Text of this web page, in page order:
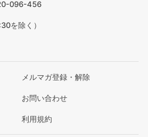
096-456
を除く）
メルマガ登録・解除
お問い合わせ
利用規約